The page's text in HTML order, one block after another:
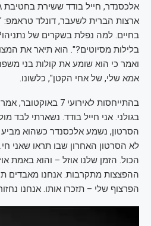
אלכסנדר, חייל בודד ששירת בחטיבת
ארצות הברית לשעבר, דונלד טראמפ:
בחיים. למה נפלת בשקרים של
בלילות מסיוטים?". הוא תיאר את
ואמר כי הוא שומע את קולות בני
אמא שלי, של אחי הקטן", כלשונו.
בהתייחסות לאירועי 7
בגולני. אני חייל בודד. נשארתי לבד
הסרטון, נשמע אלכסנדר כשהוא מביע
לא הסרטון האחרון שבו תראו שאני
הכול. הזמן שלנו אוזל – והוא באמת
ההפצצות מתקרבות. אנחנו מאבדים
הפרצוף שלי – תזכרו אותו. אנחנו